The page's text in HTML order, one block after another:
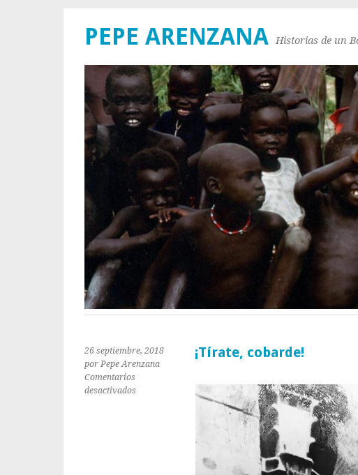
PEPE ARENZANA Historias de un
26 septiembre, 2018
por Pepe Arenzana
Comentarios
desactivadosen
¡Tírate, cobarde!